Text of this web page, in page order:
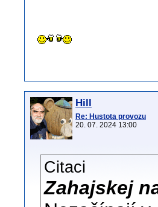
Hill
Re: Hustota provozu
20. 07. 2024 13:00
Citaci
Zahajskej